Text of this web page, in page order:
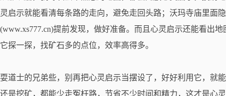
灵启示就能看清每条路的走向，避免走回头路；沃玛寺庙里面
(www.xs777.cn)提前发现，做好准备。而且心灵启示还能看出
它探一探，找矿石多的点位，效率高得多。
耍道士的兄弟些，别再把心灵启示当摆设了，好好利用它，就
还是挖矿，都能少走冤枉路，节省不少时间和精力，这才是心